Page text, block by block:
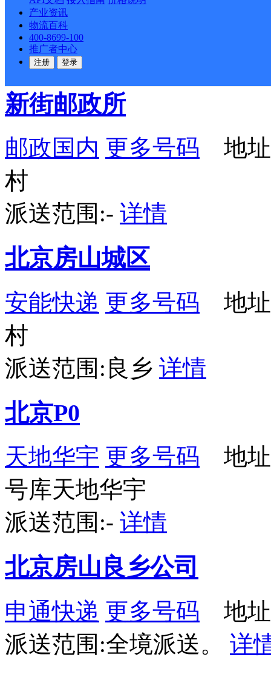
产业资讯
物流百科
400-8699-100
推广者中心
注册 登录
庄村
派送范围:-
新街邮政所
邮政国内 更多号码 地址
村
派送范围:- 详情
北京房山城区
安能快递 更多号码 地址
村
派送范围:良乡 详情
北京P0
天地华宇 更多号码 地址
号库天地华宇
派送范围:- 详情
北京房山良乡公司
申通快递 更多号码 地址
派送范围:全境派送。 详